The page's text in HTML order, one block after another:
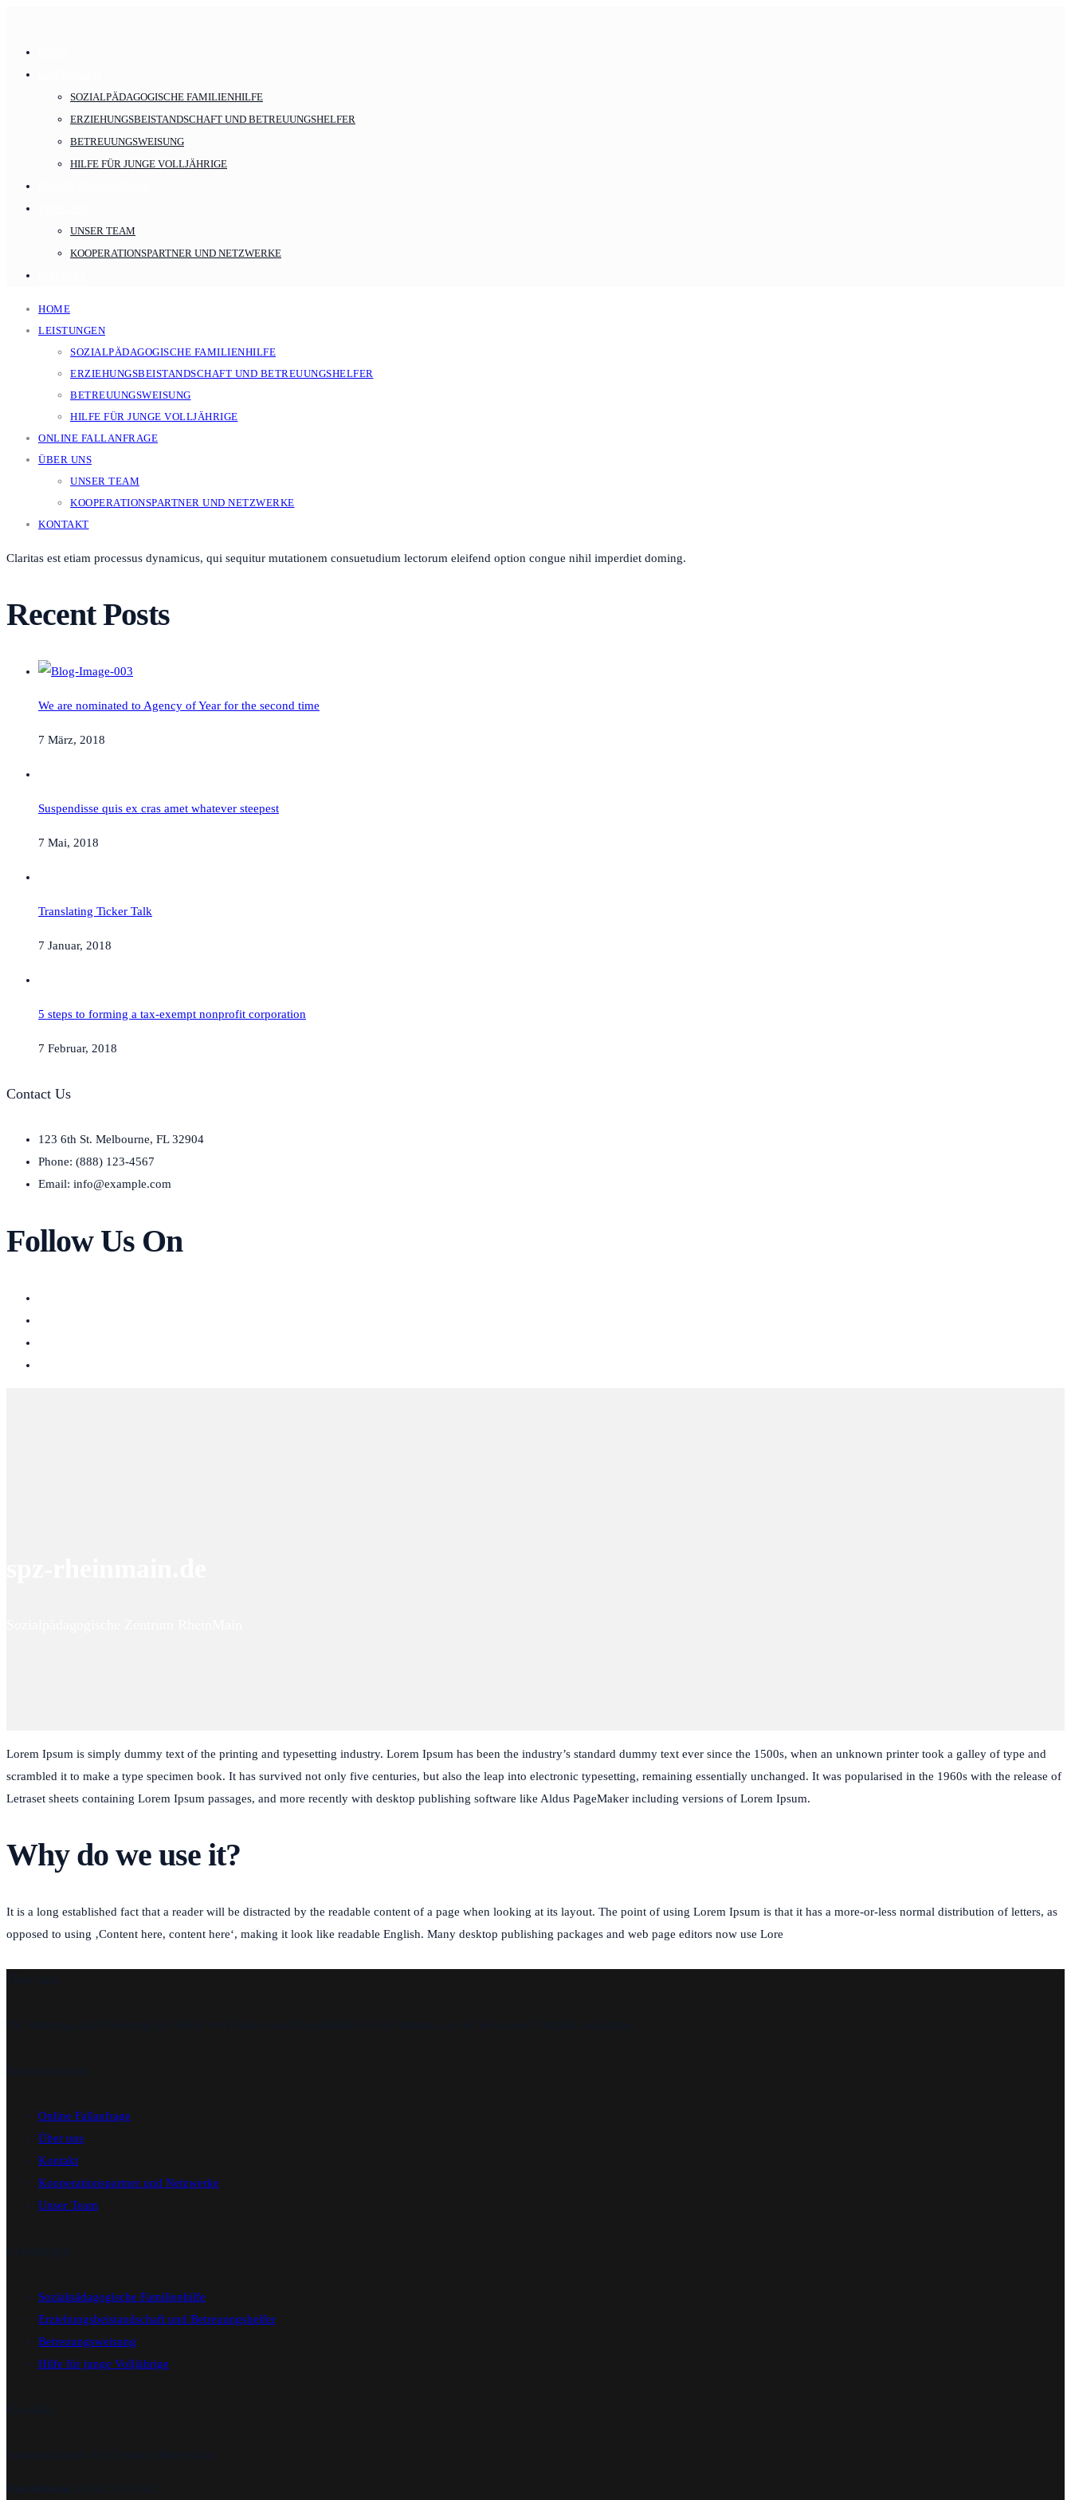
SOZIALPÄDAGOGISCHE FAMILIENHILFE
ERZIEHUNGSBEISTANDSCHAFT UND BETREUUNGSHELFER
BETREUUNGSWEISUNG
HILFE FÜR JUNGE VOLLJÄHRIGE
UNSER TEAM
KOOPERATIONSPARTNER UND NETZWERKE
HOME
LEISTUNGEN
SOZIALPÄDAGOGISCHE FAMILIENHILFE
ERZIEHUNGSBEISTANDSCHAFT UND BETREUUNGSHELFER
BETREUUNGSWEISUNG
HILFE FÜR JUNGE VOLLJÄHRIGE
ONLINE FALLANFRAGE
ÜBER UNS
UNSER TEAM
KOOPERATIONSPARTNER UND NETZWERKE
KONTAKT
Claritas est etiam processus dynamicus, qui sequitur mutationem consuetudium lectorum eleifend option congue nihil imperdiet doming.
Recent Posts
We are nominated to Agency of Year for the second time
7 März, 2018
Suspendisse quis ex cras amet whatever steepest
7 Mai, 2018
Translating Ticker Talk
7 Januar, 2018
5 steps to forming a tax-exempt nonprofit corporation
7 Februar, 2018
Contact Us
123 6th St. Melbourne, FL 32904
Phone: (888) 123-4567
Email: info@example.com
Follow Us On
Lorem Ipsum is simply dummy text of the printing and typesetting industry. Lorem Ipsum has been the industry’s standard dummy text ever since the 1500s, when an unknown printer took a galley of type and
scrambled it to make a type specimen book. It has survived not only five centuries, but also the leap into electronic typesetting, remaining essentially unchanged. It was popularised in the 1960s with the release of
Letraset sheets containing Lorem Ipsum passages, and more recently with desktop publishing software like Aldus PageMaker including versions of Lorem Ipsum.
Why do we use it?
It is a long established fact that a reader will be distracted by the readable content of a page when looking at its layout. The point of using Lorem Ipsum is that it has a more-or-less normal distribution of letters, as
opposed to using ‚Content here, content here‘, making it look like readable English. Many desktop publishing packages and web page editors now use Lore
Online Fallanfrage
Über uns
Kontakt
Kooperationspartner und Netzwerke
Unser Team
Sozialpädagogische Familienhilfe
Erziehungsbeistandschaft und Betreuungshelfer
Betreuungsweisung
Hilfe für junge Volljährige
Sozialpädagogisches Zentrum RheinMain.
Rüsselsheim: 06142 953 908 2